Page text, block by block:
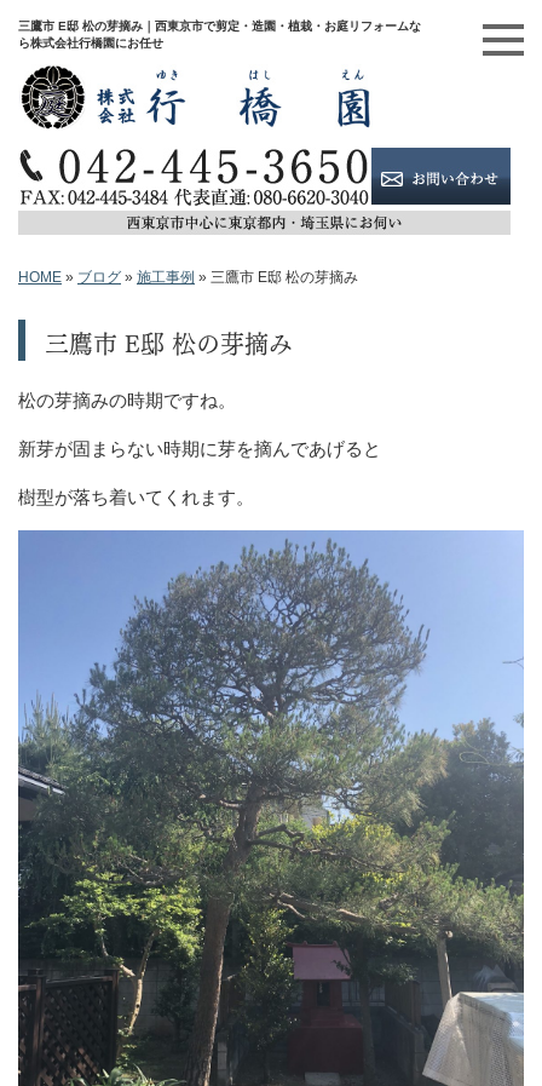
三鷹市 E邸 松の芽摘み｜西東京市で剪定・造園・植栽・お庭リフォームな
ら株式会社行橋園にお任せ
HOME » ブログ » 施工事例 » 三鷹市 E邸 松の芽摘み
三鷹市 E邸 松の芽摘み
松の芽摘みの時期ですね。
新芽が固まらない時期に芽を摘んであげると
樹型が落ち着いてくれます。